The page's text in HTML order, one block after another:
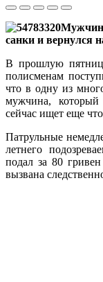
санки и вернулся
В прошлую
полисменам
что в одну из
мужчина,
сейчас ищет еще
Патрульные
летнего
подал за 80
вызвана